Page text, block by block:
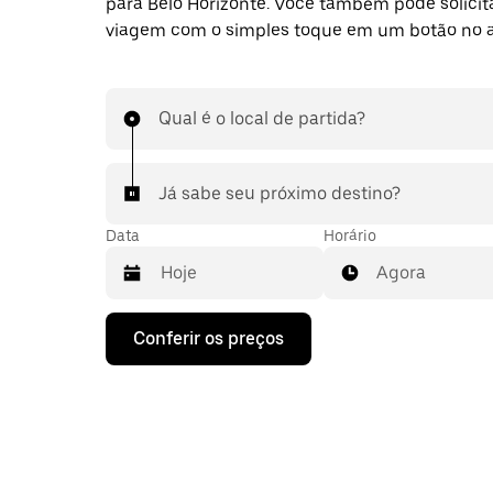
viagem com o simples toque em um botão no
Qual é o local de partida?
Já sabe seu próximo destino?
Data
Pressione
seta
Horário
Agora
Conferir os preços